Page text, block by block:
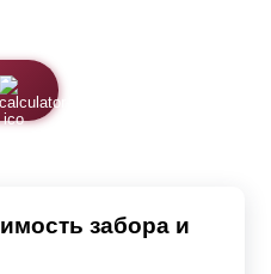
забора и